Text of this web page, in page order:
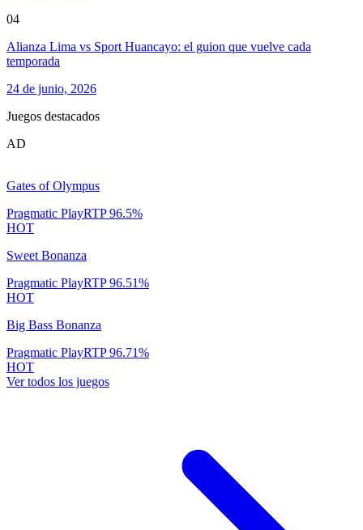
04
Alianza Lima vs Sport Huancayo: el guion que vuelve cada
temporada
24 de junio, 2026
Juegos destacados
AD
Gates of Olympus
Pragmatic PlayRTP96.5%
HOT
Sweet Bonanza
Pragmatic PlayRTP96.51%
HOT
Big Bass Bonanza
Pragmatic PlayRTP96.71%
HOT
Ver todos los juegos